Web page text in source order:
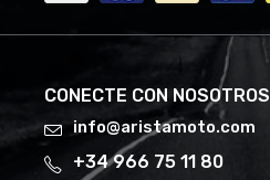
CONECTE CON NOSOTROS
info@aristamoto.com
+34 966 75 11 80